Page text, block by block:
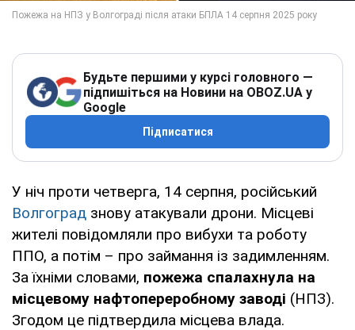
Будьте першими у курсі головного —
підпишіться на Новини на OBOZ.UA у
Google
Підписатися
У ніч проти четверга, 14 серпня, російський
Волгоград знову атакували дрони. Місцеві
жителі повідомляли про вибухи та роботу
ППО, а потім – про займання із задимленням.
За їхніми словами, пожежа спалахнула на
місцевому нафтопереробному заводі (НПЗ).
Згодом це підтвердила місцева влада.